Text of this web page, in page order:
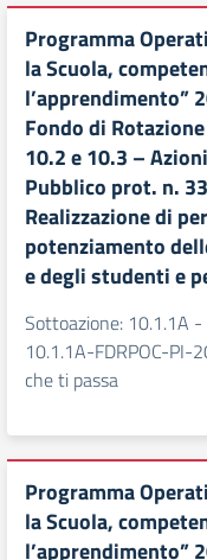
Programma
la Scuola,
l’apprendimento”
Fondo di
10.2 e 10.3 –
Pubblico prot. n.
Realizzazione di
potenziamento
e degli studenti e
Sottoazione: 10.1.1A
10.1.1A-FDRPOC-PI-
che ti passa
Programma
la Scuola,
l’apprendimento”